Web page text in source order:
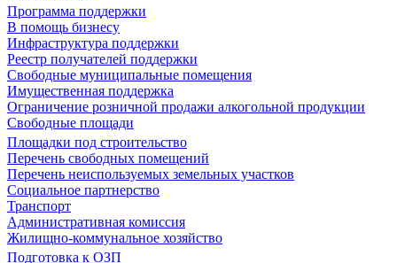
Программа поддержки
В помощь бизнесу
Инфраструктура поддержки
Реестр получателей поддержки
Свободные муниципальные помещения
Имущественная поддержка
Ограничение розничной продажи алкогольной продукции
Свободные площади
Площадки под строительство
Перечень свободных помещений
Перечень неиспользуемых земельных участков
Социальное партнерство
Транспорт
Административная комиссия
Жилищно-коммунальное хозяйство
Подготовка к ОЗП